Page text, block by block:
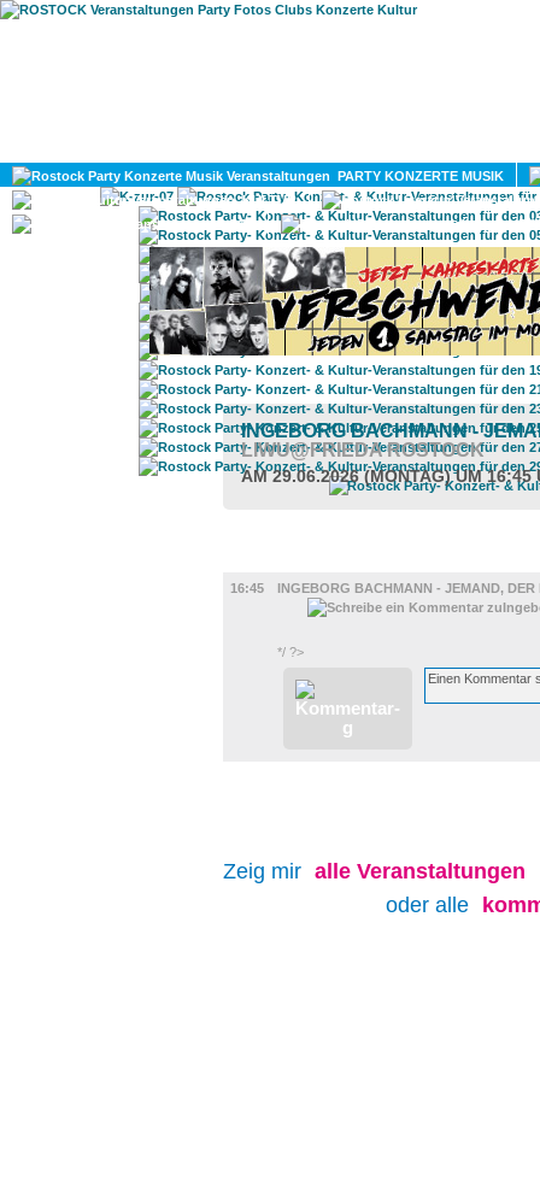
PARTY KONZERTE MUSIK
KULTUR
GAY
INGEBORG BACHMANN -
LIWU@FRIEDA ROSTOCK
AM 29.06.2026 (MONTAG) UM 16:45
16:45
INGEBORG BACHMANN - JEMAND, DER
*/ ?>
Zeig mir alle Veranstaltungen
oder alle